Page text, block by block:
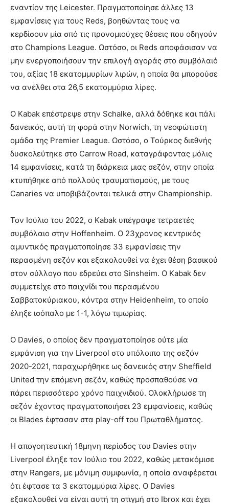
εναντίον της Leicester. Πραγματοποίησε άλλες 13
εμφανίσεις για τους Reds, βοηθώντας τους να
κερδίσουν μία σπό τις προνομιούχες θέσεις που οδηγούν
στο Champions League. Ωστόσο, οι Reds αποφάσισαν να
μην ενεργοποιήσουν την επιλογή αγοράς στο συμβόλαιό
του, αξίας 18 εκατομμυρίων λιρών, η οποία θα μπορούσε
να ανέλθει στα 26,5 εκατομμύρια λίρες.
Ο Κabak επέστρεψε στην Schalke, αλλά δόθηκε και πάλι
δανεικός, αυτή τη φορά στην Norwich, τη νεοφώτιστη
ομάδα της Premier League. Ωστόσο, ο Τούρκος διεθνής
δυσκολεύτηκε στο Carrow Road, καταγράφοντας μόλις
14 εμφανίσεις, κατά τη διάρκεια μιας σεζόν, στην οποία
κτυπήθηκε από πολλούς τραυματισμούς, με τους
Canaries να υποβιβάζονται τελικά στην Championship.
Τον Ιούλιο του 2022, ο Κabak υπέγραψε τετραετές
συμβόλαιο στην Hoffenheim. Ο 23χρονος κεντρικός
αμυντικός πραγματοποίησε 33 εμφανίσεις την
περασμένη σεζόν και εξακολουθεί να έχει θέση βασικού
στον σύλλογο που εδρεύει στο Sinsheim. Ο Κabak δεν
συμμετείχε στο παιχνίδι του περασμένου
Σαββατοκύριακου, κόντρα στην Heidenheim, το οποίο
έληξε ισόπαλο με 1-1, λόγω τιμωρίας.
Ο Davies, ο οποίος δεν πραγματοποίησε ούτε μία
εμφάνιση για την Liverpool στο υπόλοιπο της σεζόν
2020-2021, παραχωρήθηκε ως δανεικός στην Sheffield
United την επόμενη σεζόν, καθώς προσπαθούσε να
πάρει περισσότερο χρόνο παιχνιδιού. Ολοκλήρωσε τη
σεζόν έχοντας πραγματοποιήσει 23 εμφανίσεις, καθώς
οι Blades έφτασαν στα play-off του Πρωταθλήματος.
Η απογοητευτική 18μηνη περίοδος του Davies στην
Liverpool έληξε τον Ιούλιο του 2022, καθώς μετακόμισε
στην Rangers, με μόνιμη συμφωνία, η οποία αναφέρεται
ότι έφτασε τα 3 εκατομμύρια λίρες. Ο Davies
εξακολουθεί να είναι αυτή τη στιγμή στο Ibrox και έχει